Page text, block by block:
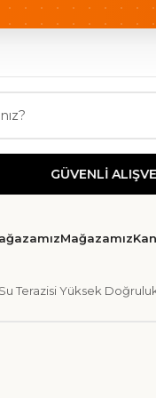
KARGO HIZLI
GÜVENLİ ALIŞVERİŞ
Mağazamız
Terazisi Yüksek